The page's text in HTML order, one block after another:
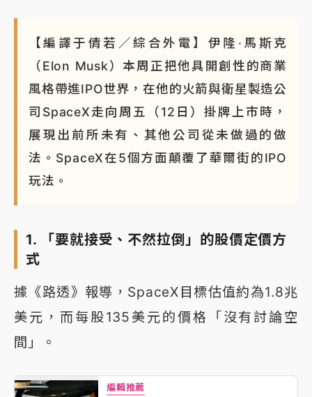
【編譯于倩若／綜合外電】伊隆·馬斯克
（Elon Musk）本周正把他具開創性的商業
風格帶進IPO世界，在他的火箭與衛星製造公
司SpaceX走向周五（12日）掛牌上市時，
展現出前所未有、其他公司從未做過的做
法。SpaceX在5個方面顛覆了華爾街的IPO
玩法。
1. 「要就接受、不然拉倒」的股價定價方
式
據《路透》報導，SpaceX目標估值約為1.8兆
美元，而每股135美元的價格「沒有討論空
間」。
編輯推薦